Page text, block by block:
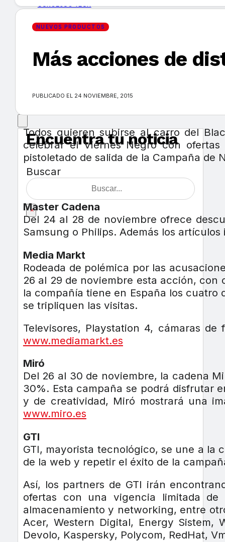
MERCADOS Y TENDENCIAS
EVENTOS
Encuentra tu noticia
Buscar
×
NUEVOS PRODUCTOS
Más acciones de
PUBLICADO EL 24 NOVIEMBRE, 2015
Todos quieren subirse al carro del
celebrar el Viernes Negro con
pistoletado de salida de la Campaña
Master Cadena
Del 24 al 28 de noviembre ofrece
Samsung o Philips. Además los
Media Markt
Rodeada de polémica por las
26 al 29 de noviembre esta acción, con
la compañía tiene en España los
se tripliquen las visitas.
Televisores, Playstation 4, cámaras
www.mediamarkt.es
Miró
Del 26 al 30 de noviembre, la cadena
30%. Esta campaña se podrá disfrutar
y de creatividad, Miró mostrará una
www.miro.es
GTI
GTI, mayorista tecnológico, se une a la
de la web y repetir el éxito de la
Así, los partners de GTI irán
ofertas con una vigencia limitada de
almacenamiento y networking, entre
Acer, Western Digital, Energy Sistem,
Devolo, Kaspersky, Polycom, RedHat,